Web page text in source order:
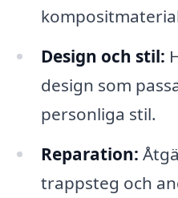
Design och stil:
design som
personliga stil.
Reparation:
trappsteg och